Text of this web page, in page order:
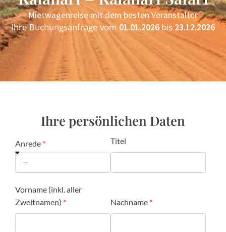
Mietwagenreise mit dem besten Veranstalter
Ihre Buchungsanfrage vom 01.01.2026bis 23.12.2026
Ihre persönlichen Daten
Anrede Titel
Vorname (inkl. aller
Zweitnamen)
Nachname